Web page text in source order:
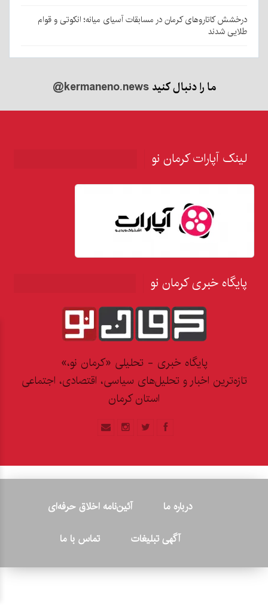
درخشش کاتاروهای کرمان در مسابقات آسیای میانه؛ انکوتی و قوام
طلایی شدند
ما را دنبال کنید@kermaneno.news
لینک آپارات کرمان نو
پایگاه خبری کرمان نو
پایگاه خبری - تحلیلی «کرمان نو،»
تازه‌ترین اخبار و تحلیل‌های سیاسی، اقتصادی، اجتماعی
استان کرمان
درباره ما
آئین‌نامه اخلاق حرفه‌ای
آگهی تبلیغات
تماس با ما